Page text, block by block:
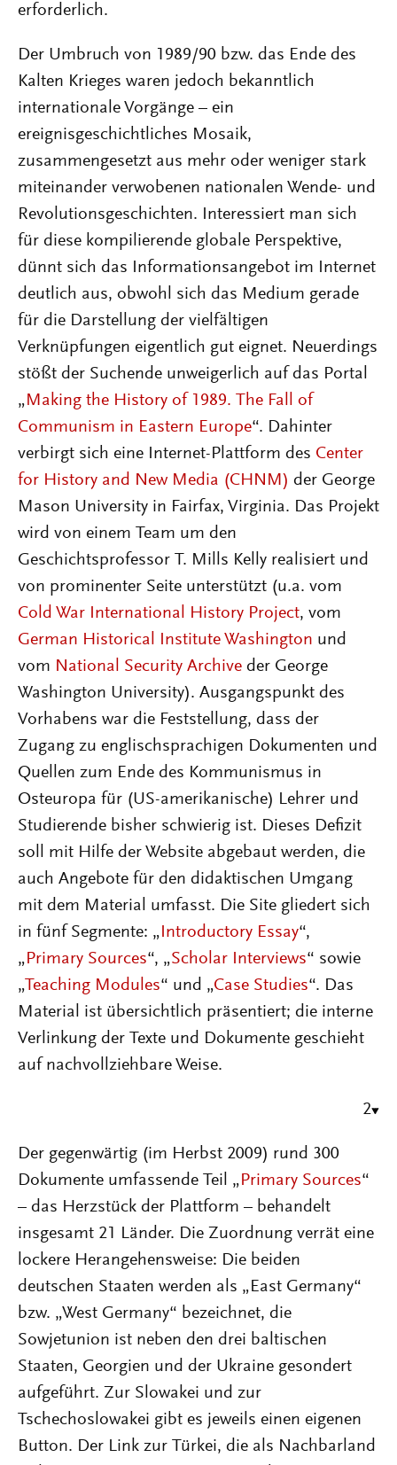
erforderlich.
Der Umbruch von 1989/90 bzw. das Ende des
Kalten Krieges waren jedoch bekanntlich
internationale Vorgänge – ein
ereignisgeschichtliches Mosaik,
zusammengesetzt aus mehr oder weniger stark
miteinander verwobenen nationalen Wende- und
Revolutionsgeschichten. Interessiert man sich
für diese kompilierende globale Perspektive,
dünnt sich das Informationsangebot im Internet
deutlich aus, obwohl sich das Medium gerade
für die Darstellung der vielfältigen
Verknüpfungen eigentlich gut eignet. Neuerdings
stößt der Suchende unweigerlich auf das Portal
„ Making the History of 1989. The Fall of
Communism in Eastern Europe“. Dahinter
verbirgt sich eine Internet-Plattform des Center
for History and New Media (CHNM) der George
Mason University in Fairfax, Virginia. Das Projekt
wird von einem Team um den
Geschichtsprofessor T. Mills Kelly realisiert und
von prominenter Seite unterstützt (u.a. vom
Cold War International History Project, vom
German Historical Institute Washington und
vom National Security Archive der George
Washington University). Ausgangspunkt des
Vorhabens war die Feststellung, dass der
Zugang zu englischsprachigen Dokumenten und
Quellen zum Ende des Kommunismus in
Osteuropa für (US-amerikanische) Lehrer und
Studierende bisher schwierig ist. Dieses Defizit
soll mit Hilfe der Website abgebaut werden, die
auch Angebote für den didaktischen Umgang
mit dem Material umfasst. Die Site gliedert sich
in fünf Segmente: „ Introductory Essay“,
„ Primary Sources“, „Scholar Interviews“ sowie
„Teaching Modules“ und „Case Studies“. Das
Material ist übersichtlich präsentiert; die interne
Verlinkung der Texte und Dokumente geschieht
auf nachvollziehbare Weise.
2
Der gegenwärtig (im Herbst 2009) rund 300
Dokumente umfassende Teil „ Primary Sources“
– das Herzstück der Plattform – behandelt
insgesamt 21 Länder. Die Zuordnung verrät eine
lockere Herangehensweise: Die beiden
deutschen Staaten werden als „East Germany“
bzw. „West Germany“ bezeichnet, die
Sowjetunion ist neben den drei baltischen
Staaten, Georgien und der Ukraine gesondert
aufgeführt. Zur Slowakei und zur
Tschechoslowakei gibt es jeweils einen eigenen
Button. Der Link zur Türkei, die als Nachbarland